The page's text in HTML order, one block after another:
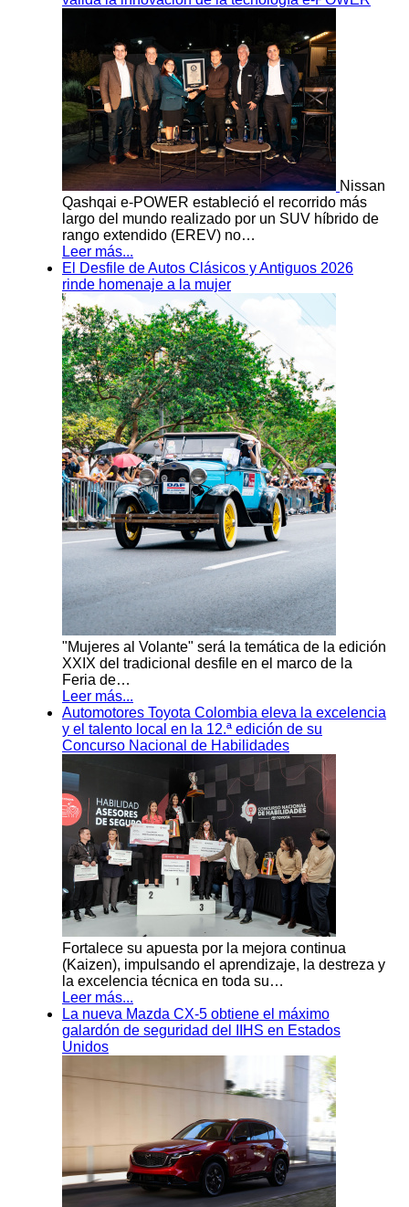
Nissan
Qashqai e-POWER estableció el recorrido más
largo del mundo realizado por un SUV híbrido de
rango extendido (EREV) no…
Leer más...
El Desfile de Autos Clásicos y Antiguos 2026
rinde homenaje a la mujer
"Mujeres al Volante" será la temática de la edición
XXIX del tradicional desfile en el marco de la
Feria de…
Leer más...
Automotores Toyota Colombia eleva la excelencia
y el talento local en la 12.ª edición de su
Concurso Nacional de Habilidades
Fortalece su apuesta por la mejora continua
(Kaizen), impulsando el aprendizaje, la destreza y
la excelencia técnica en toda su…
Leer más...
La nueva Mazda CX-5 obtiene el máximo
galardón de seguridad del IIHS en Estados
Unidos